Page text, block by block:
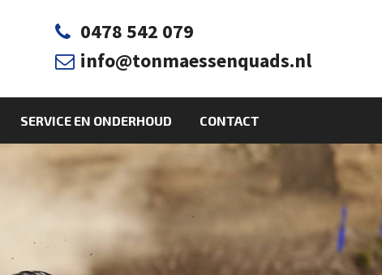
 0478 542 079
 info@tonmaessenquads.nl
SERVICE EN ONDERHOUD CONTACT